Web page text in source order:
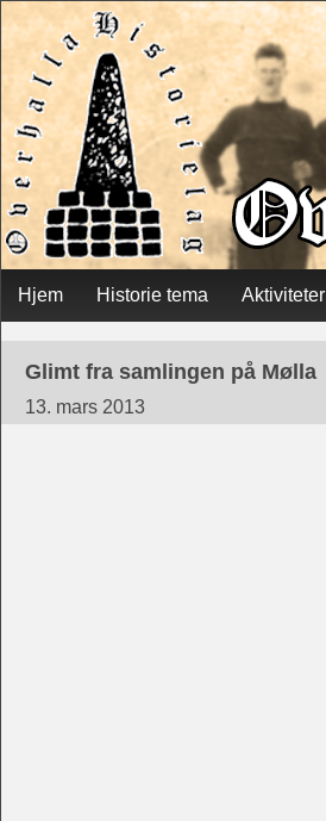
Main menu
Skip
content
Hjem Historie tema Aktiviteter
Glimt fra samlingen på Mølla
13. mars 2013